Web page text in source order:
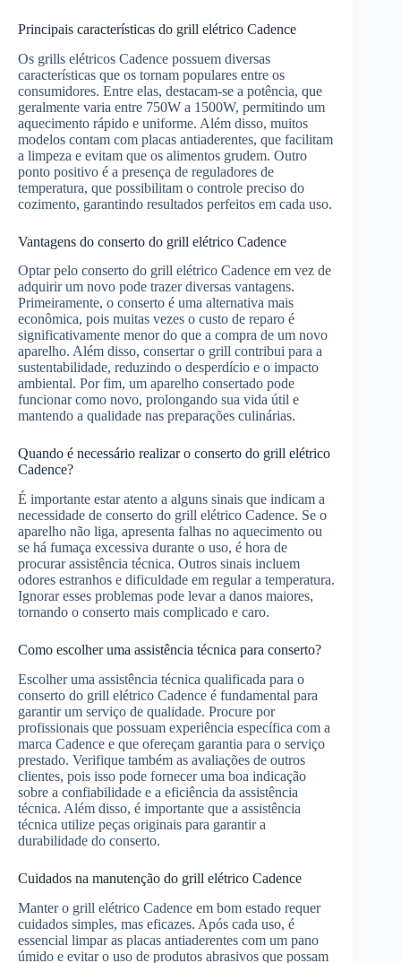
Principais características do grill elétrico Cadence
Os grills elétricos Cadence possuem diversas
características que os tornam populares entre os
consumidores. Entre elas, destacam-se a potência, que
geralmente varia entre 750W a 1500W, permitindo um
aquecimento rápido e uniforme. Além disso, muitos
modelos contam com placas antiaderentes, que facilitam
a limpeza e evitam que os alimentos grudem. Outro
ponto positivo é a presença de reguladores de
temperatura, que possibilitam o controle preciso do
cozimento, garantindo resultados perfeitos em cada uso.
Vantagens do conserto do grill elétrico Cadence
Optar pelo conserto do grill elétrico Cadence em vez de
adquirir um novo pode trazer diversas vantagens.
Primeiramente, o conserto é uma alternativa mais
econômica, pois muitas vezes o custo de reparo é
significativamente menor do que a compra de um novo
aparelho. Além disso, consertar o grill contribui para a
sustentabilidade, reduzindo o desperdício e o impacto
ambiental. Por fim, um aparelho consertado pode
funcionar como novo, prolongando sua vida útil e
mantendo a qualidade nas preparações culinárias.
Quando é necessário realizar o conserto do grill elétrico
Cadence?
É importante estar atento a alguns sinais que indicam a
necessidade de conserto do grill elétrico Cadence. Se o
aparelho não liga, apresenta falhas no aquecimento ou
se há fumaça excessiva durante o uso, é hora de
procurar assistência técnica. Outros sinais incluem
odores estranhos e dificuldade em regular a temperatura.
Ignorar esses problemas pode levar a danos maiores,
tornando o conserto mais complicado e caro.
Como escolher uma assistência técnica para conserto?
Escolher uma assistência técnica qualificada para o
conserto do grill elétrico Cadence é fundamental para
garantir um serviço de qualidade. Procure por
profissionais que possuam experiência específica com a
marca Cadence e que ofereçam garantia para o serviço
prestado. Verifique também as avaliações de outros
clientes, pois isso pode fornecer uma boa indicação
sobre a confiabilidade e a eficiência da assistência
técnica. Além disso, é importante que a assistência
técnica utilize peças originais para garantir a
durabilidade do conserto.
Cuidados na manutenção do grill elétrico Cadence
Manter o grill elétrico Cadence em bom estado requer
cuidados simples, mas eficazes. Após cada uso, é
essencial limpar as placas antiaderentes com um pano
úmido e evitar o uso de produtos abrasivos que possam